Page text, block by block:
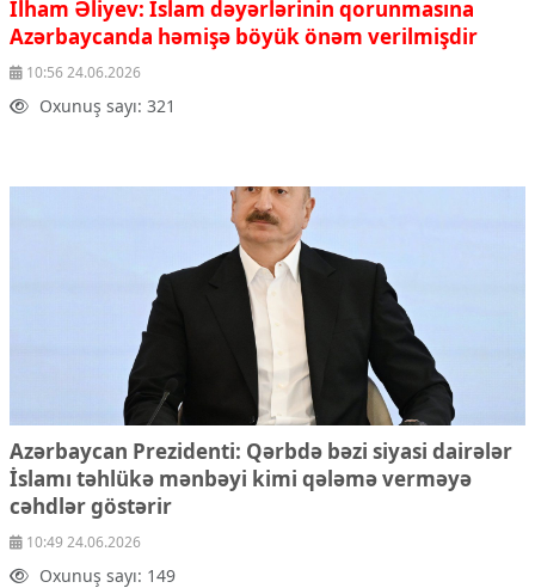
İlham Əliyev: İslam dəyərlərinin qorunmasına
Azərbaycanda həmişə böyük önəm verilmişdir
10:56 24.06.2026
Oxunuş sayı: 321
Azərbaycan Prezidenti: Qərbdə bəzi siyasi dairələr
İslamı təhlükə mənbəyi kimi qələmə verməyə
cəhdlər göstərir
10:49 24.06.2026
Oxunuş sayı: 149